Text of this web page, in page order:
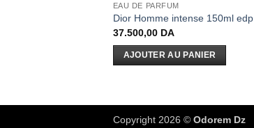
EAU DE PARFUM
Dior Homme intense 150ml edp
37.500,00 DA
AJOUTER AU PANIER
Copyright 2026 © Odorem Dz